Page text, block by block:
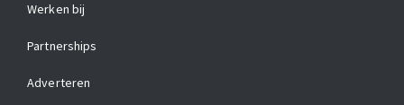
Werken bij
Partnerships
Adverteren